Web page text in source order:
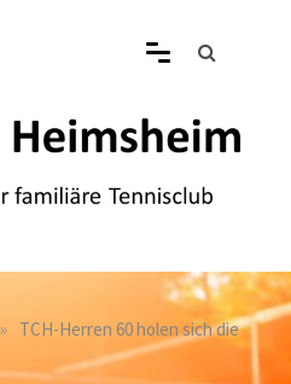
» TCH-Herren 60 holen sich die